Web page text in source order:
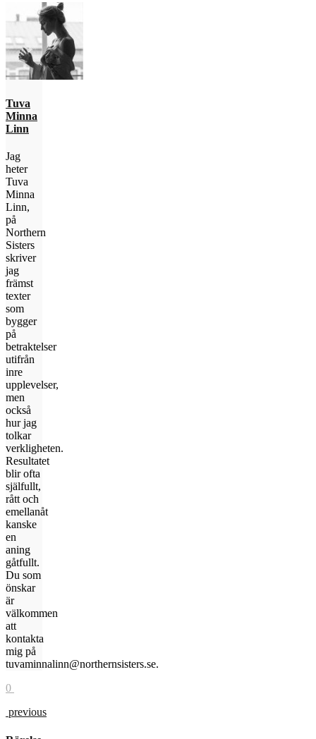
Tuva
Minna
Linn
Jag
heter
Tuva
Minna
Linn,
på
Northern
Sisters
skriver
jag
främst
texter
som
bygger
på
betraktelser
utifrån
inre
upplevelser,
men
också
hur jag
tolkar
verkligheten.
Resultatet
blir ofta
själfullt,
rått och
emellanåt
kanske
en
aning
gåtfullt.
Du som
önskar
är
välkommen
att
kontakta
mig på
tuvaminnalinn@northernsisters.se.
0
previous